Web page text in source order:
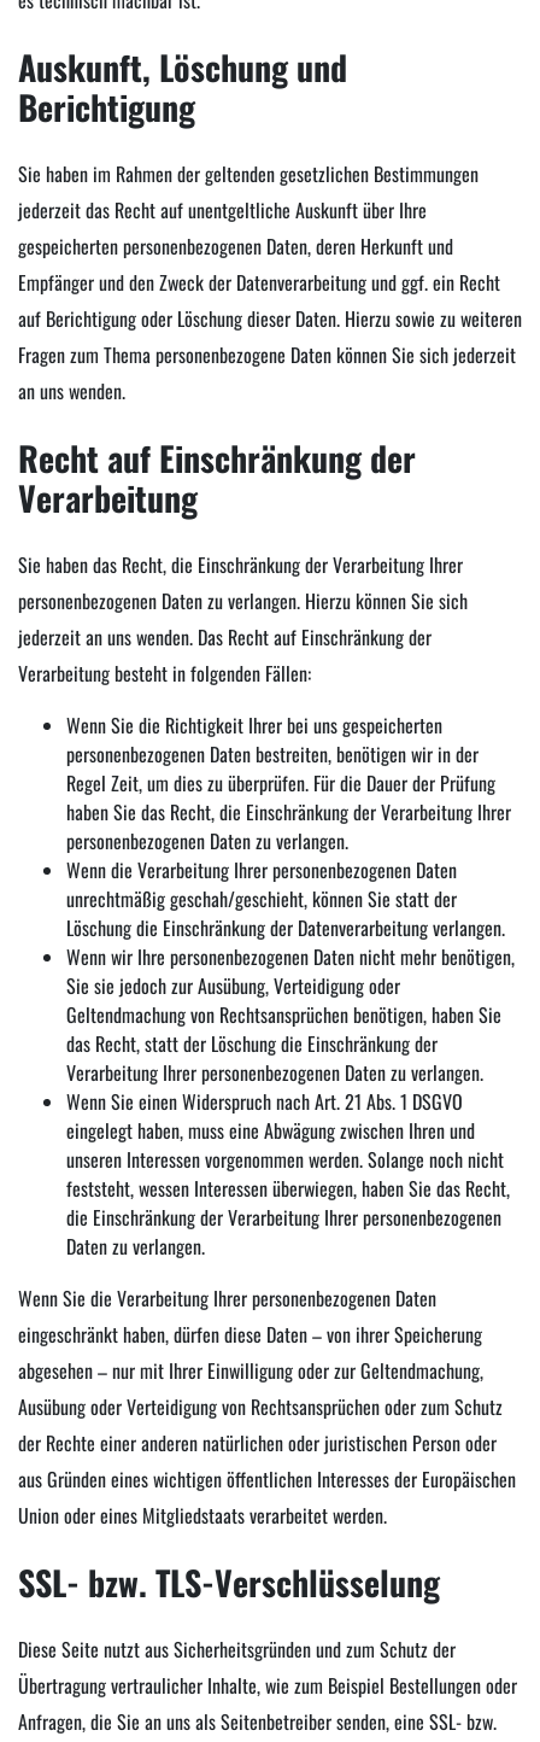
Auskunft, Löschung und
Berichtigung
Sie haben im Rahmen der geltenden gesetzlichen Bestimmungen
jederzeit das Recht auf unentgeltliche Auskunft über Ihre
gespeicherten personenbezogenen Daten, deren Herkunft und
Empfänger und den Zweck der Datenverarbeitung und ggf. ein Recht
auf Berichtigung oder Löschung dieser Daten. Hierzu sowie zu weiteren
Fragen zum Thema personenbezogene Daten können Sie sich jederzeit
an uns wenden.
Recht auf Einschränkung der
Verarbeitung
Sie haben das Recht, die Einschränkung der Verarbeitung Ihrer
personenbezogenen Daten zu verlangen. Hierzu können Sie sich
jederzeit an uns wenden. Das Recht auf Einschränkung der
Verarbeitung besteht in folgenden Fällen:
Wenn Sie die Richtigkeit Ihrer bei uns gespeicherten
personenbezogenen Daten bestreiten, benötigen wir in der
Regel Zeit, um dies zu überprüfen. Für die Dauer der Prüfung
haben Sie das Recht, die Einschränkung der Verarbeitung Ihrer
personenbezogenen Daten zu verlangen.
Wenn die Verarbeitung Ihrer personenbezogenen Daten
unrechtmäßig geschah/geschieht, können Sie statt der
Löschung die Einschränkung der Datenverarbeitung verlangen.
Wenn wir Ihre personenbezogenen Daten nicht mehr benötigen,
Sie sie jedoch zur Ausübung, Verteidigung oder
Geltendmachung von Rechtsansprüchen benötigen, haben Sie
das Recht, statt der Löschung die Einschränkung der
Verarbeitung Ihrer personenbezogenen Daten zu verlangen.
Wenn Sie einen Widerspruch nach Art. 21 Abs. 1 DSGVO
eingelegt haben, muss eine Abwägung zwischen Ihren und
unseren Interessen vorgenommen werden. Solange noch nicht
feststeht, wessen Interessen überwiegen, haben Sie das Recht,
die Einschränkung der Verarbeitung Ihrer personenbezogenen
Daten zu verlangen.
Wenn Sie die Verarbeitung Ihrer personenbezogenen Daten
eingeschränkt haben, dürfen diese Daten – von ihrer Speicherung
abgesehen – nur mit Ihrer Einwilligung oder zur Geltendmachung,
Ausübung oder Verteidigung von Rechtsansprüchen oder zum Schutz
der Rechte einer anderen natürlichen oder juristischen Person oder
aus Gründen eines wichtigen öffentlichen Interesses der Europäischen
Union oder eines Mitgliedstaats verarbeitet werden.
SSL- bzw. TLS-Verschlüsselung
Diese Seite nutzt aus Sicherheitsgründen und zum Schutz der
Übertragung vertraulicher Inhalte, wie zum Beispiel Bestellungen oder
Anfragen, die Sie an uns als Seitenbetreiber senden, eine SSL- bzw.